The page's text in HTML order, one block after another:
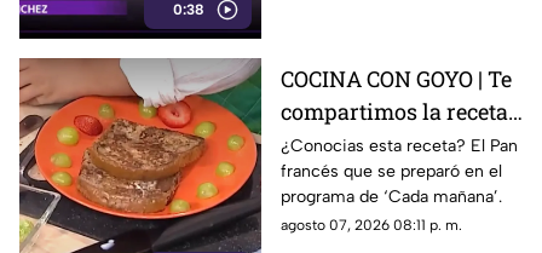
0:38
COCINA CON GOYO | Te
compartimos la receta
de un delicioso pan
francés
¿Conocias esta receta? El Pan
francés que se preparó en el
programa de ‘Cada mañana’.
agosto 07, 2026 08:11 p. m.